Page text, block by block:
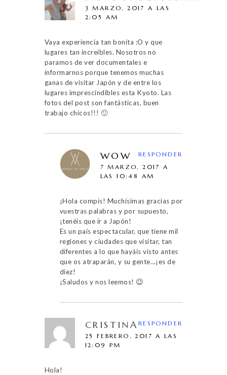
3 MARZO, 2017 A LAS
2:05 AM
Vaya experiencia tan bonita :O y que
lugares tan increíbles. Nosotros no
paramos de ver documentales e
informarnos porque tenemos muchas
ganas de visitar Japón y de entre los
lugares imprescindibles esta Kyoto. Las
fotos del post son fantásticas, buen
trabajo chicos!!! 🙂
WOW
7 MARZO, 2017 A
LAS 10:48 AM
¡Hola compis! Muchísimas gracias por
vuestras palabras y por supuesto,
¡tenéis que ir a Japón!
Es un país espectacular, que tiene mil
regiones y ciudades que visitar, tan
diferentes a lo que hayáis visto antes
que os atraparán, y su gente…¡es de
diez!
¡Saludos y nos leemos! 😉
RESPONDER
CRISTINA
25 FEBRERO, 2017 A LAS
12:09 PM
Hola!
RESPONDER